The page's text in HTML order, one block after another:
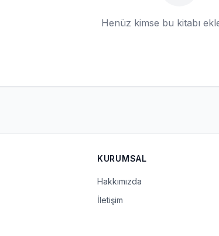
Henüz kimse bu kitabı
KURUMSAL
Hakkımızda
İletişim